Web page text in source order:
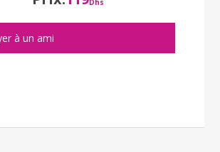
Dhs